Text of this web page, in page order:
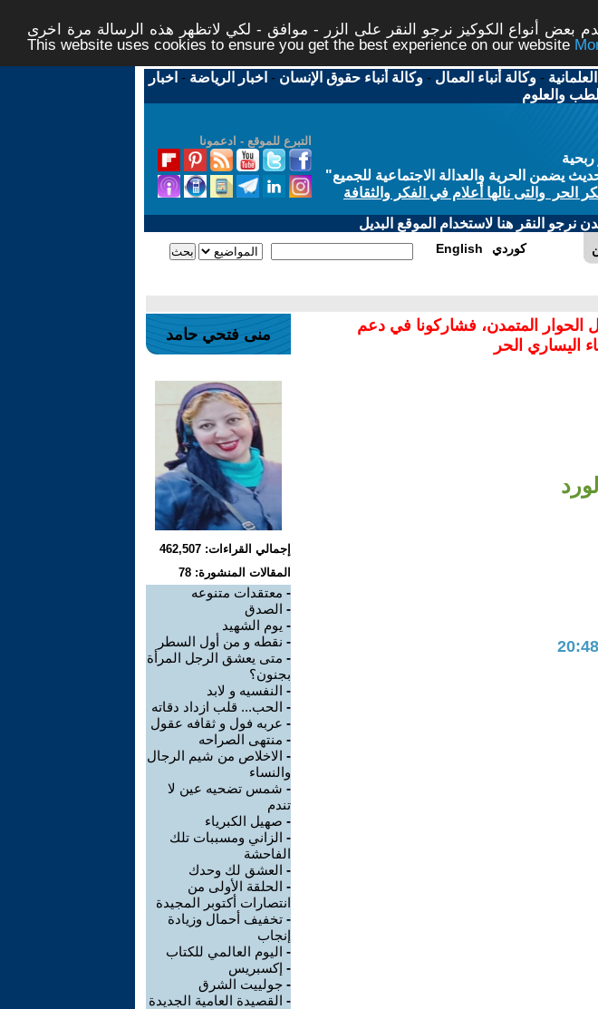
بعض أنواع الكوكيز نرجو النقر على الزر - موافق - لكي لاتظهر هذه الرسالة مرة اخرى -
This website uses cookies to ensure you get the best experience on our website
-وكالة أنباء العمال -وكالة أنباء حقوق الإنسان - اخبار الرياضة - اخبار
والعلوم
التبرع للموقع - ادعمونا
يضمن الحرية والعدالة الاجتماعية للجميع"
الحر والتى نالها أعلام في الفكر والثقافة
نرجو النقر هنا لاستخدام الموقع البديل
English كوردي
الحوار المتمدن، فشاركونا في دعم
اليساري الحر
منى فتحي حامد
إجمالي القراءات: 462,507
المقالات المنشورة: 78
- معتقدات متنوعه
- الصدق
- يوم الشهيد
- نقطه و من أول السطر
- متى يعشق الرجل المرأة
بجنون؟
- النفسيه و لابد
- الحب... قلب ازداد دقاته
- عربه فول و ثقافه عقول
- منتهى الصراحه
- الاخلاص من شيم الرجال
والنساء
- شمس تضحيه عين لا
تندم
- صهيل الكبرياء
- الزاني ومسببات تلك
الفاحشة
- العشق لك وحدك
- الحلقة الأولى من
انتصارات أكتوبر المجيدة
- تخفيف أحمال وزيادة
إنجاب
- اليوم العالمي للكتاب
- إكسبريس
- جولييت الشرق
- القصيدة العامية الجديدة